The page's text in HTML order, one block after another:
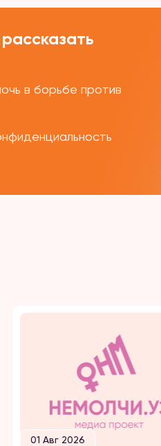
в борьбе против
01 Авг 2026